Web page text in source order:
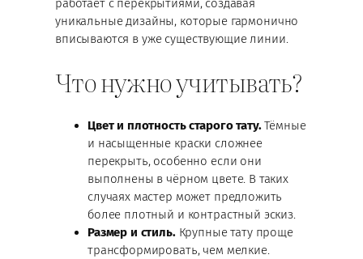
работает с перекрытиями, создавая
уникальные дизайны, которые гармонично
вписываются в уже существующие линии.
Что нужно учитывать?
Цвет и плотность старого тату.Тёмные
и насыщенные краски сложнее
перекрыть, особенно если они
выполнены в чёрном цвете. В таких
случаях мастер может предложить
более плотный и контрастный эскиз.
Размер и стиль.Крупные тату проще
трансформировать, чем мелкие.